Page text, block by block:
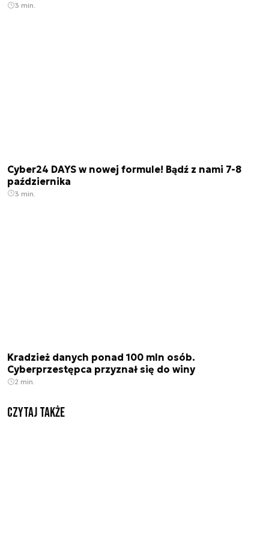
3 min.
Cyber24 DAYS w nowej formule! Bądź z nami 7-8
października
3 min.
Kradzież danych ponad 100 mln osób.
Cyberprzestępca przyznał się do winy
2 min.
Czytaj także